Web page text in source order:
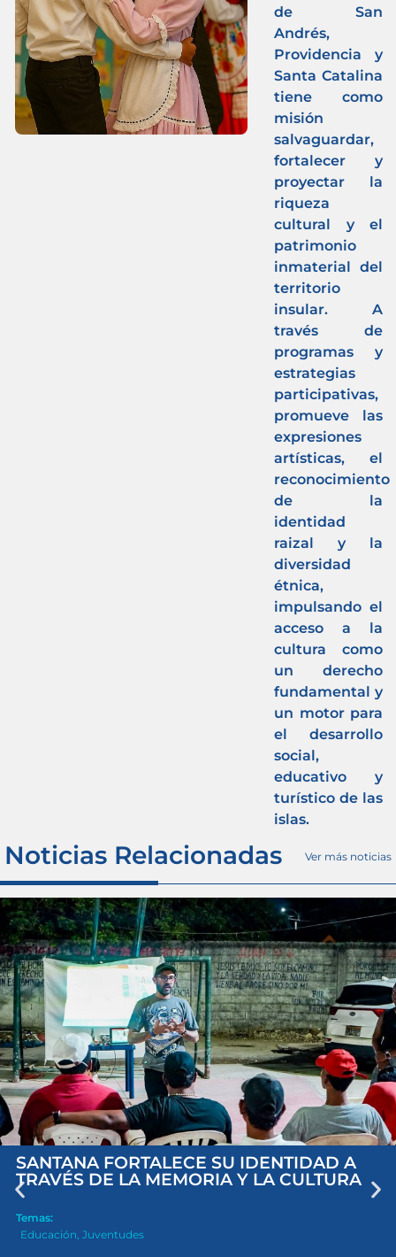
de San
Andrés,
Providencia y
Santa Catalina
tiene como
misión
salvaguardar,
fortalecer y
proyectar la
riqueza
cultural y el
patrimonio
inmaterial del
territorio
insular. A
través de
programas y
estrategias
participativas,
promueve las
expresiones
artísticas, el
reconocimiento
de la
identidad
raizal y la
diversidad
étnica,
impulsando el
acceso a la
cultura como
un derecho
fundamental y
un motor para
el desarrollo
social,
educativo y
turístico de las
islas.
Noticias Relacionadas Ver más noticias
SANTANA FORTALECE SU IDENTIDAD A
TRAVÉS DE LA MEMORIA Y LA CULTURA
Temas:
Educación Juventudes